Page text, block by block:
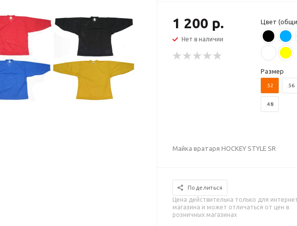
1 200 р.
Нет в наличии
Цвет
Размер
.52 .56
.48
Майка вратаря HOCKEY STYLE SR
Поделиться
Цена действительна только для
магазина и может отличаться от цен в
розничных магазинах